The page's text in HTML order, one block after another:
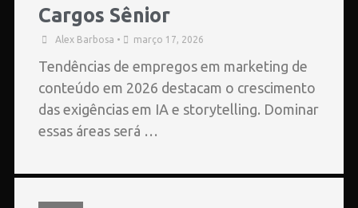
Cargos Sênior
Alex Barbosa • março 17, 2026
Tendências de empregos em marketing de
conteúdo em 2026 destacam o crescimento
das exigências em IA e storytelling. Dominar
essas áreas será …